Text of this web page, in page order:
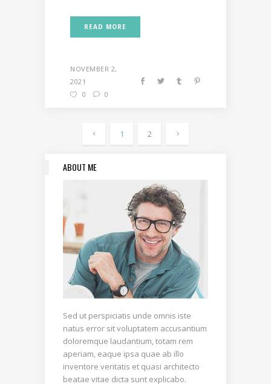
READ MORE
NOVEMBER 2,
2021
0
0
1 2
ABOUT ME
Sed ut perspiciatis unde omnis iste
natus error sit voluptatem accusantium
doloremque laudantium, totam rem
aperiam, eaque ipsa quae ab illo
inventore veritatis et quasi architecto
beatae vitae dicta sunt explicabo.